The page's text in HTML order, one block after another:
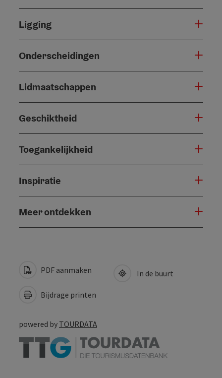
Ligging
Onderscheidingen
Lidmaatschappen
Geschiktheid
Toegankelijkheid
Inspiratie
Meer ontdekken
PDF aanmaken
Bijdrage printen
In de buurt
powered by TOURDATA